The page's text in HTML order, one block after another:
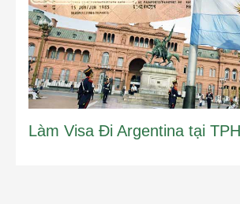
Làm Visa Đi Argentina tại